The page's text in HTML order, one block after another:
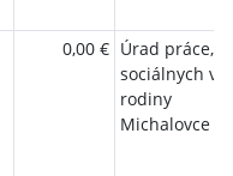
0,00 € Úrad práce,
sociálnych
rodiny
Michalovce